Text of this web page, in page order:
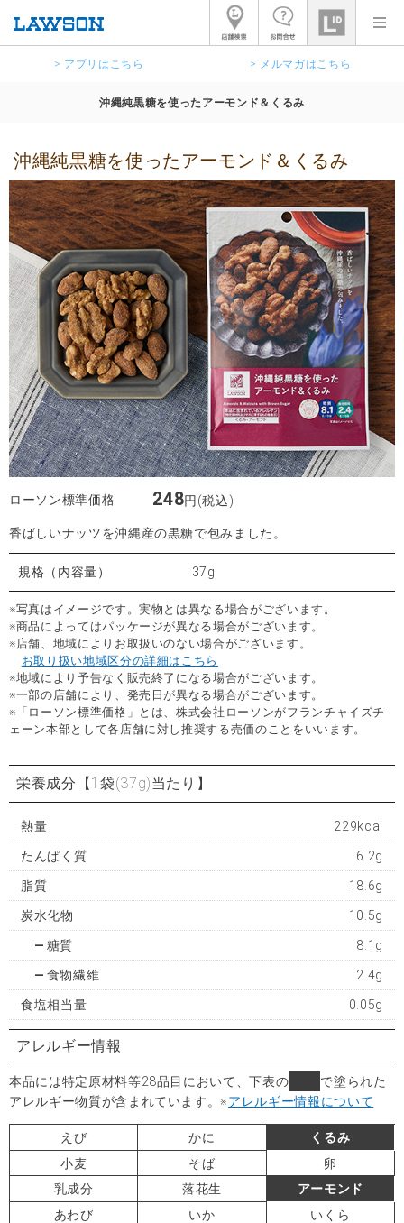
> アプリはこちら > メルマガはこちら
沖縄純黒糖を使ったアーモンド＆くるみ
沖縄純黒糖を使ったアーモンド＆くるみ
ローソン標準価格 248円(税込)
香ばしいナッツを沖縄産の黒糖で包みました。
規格（内容量） 37g
※写真はイメージです。実物とは異なる場合がございます。
※商品によってはパッケージが異なる場合がございます。
※店舗、地域によりお取扱いのない場合がございます。
お取り扱い地域区分の詳細はこちら
※地域により予告なく販売終了になる場合がございます。
※一部の店舗により、発売日が異なる場合がございます。
※「ローソン標準価格」とは、株式会社ローソンがフランチャイズチ
ェーン本部として各店舗に対し推奨する売価のことをいいます。
栄養成分 【1袋(37g)当たり】
熱量 229kcal
たんぱく質 6.2g
脂質 18.6g
炭水化物 10.5g
糖質 8.1g
食物繊維 2.4g
食塩相当量 0.05g
アレルギー情報
本品には特定原材料等28品目において、下表の
で塗られた
アレルギー物質が含まれています。※アレルギー情報について
えび かに
くるみ
小麦
そば
卵
乳成分
落花生
アーモンド
あわび
いか
いくら